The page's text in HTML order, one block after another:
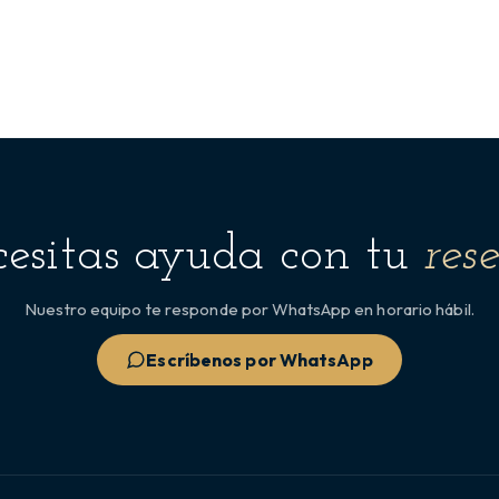
ayuda con tu
Nuestro equipo te responde por WhatsApp en horario hábil.
Escríbenos por WhatsApp